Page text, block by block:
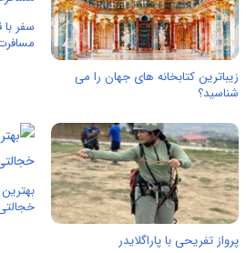
زیباترین کتابخانه های جهان را می
شناسید؟
سفر
پرواز تفریحی با پاراگلایدر